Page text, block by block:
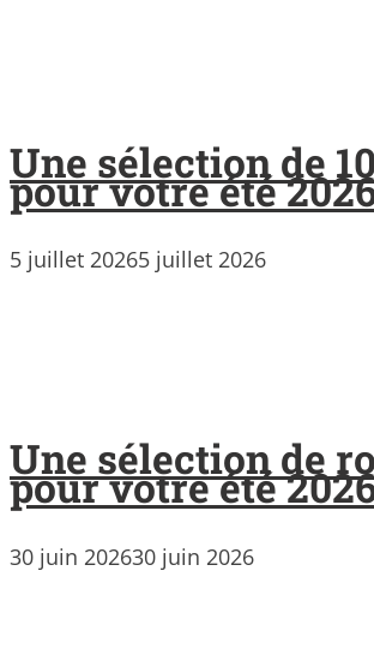
Une sélection de
pour votre été
5 juillet 20265 juillet 2026
Une sélection de
pour votre été
30 juin 202630 juin 2026